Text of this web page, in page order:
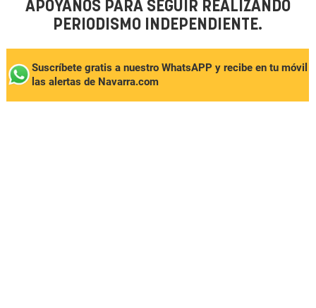
APÓYANOS PARA SEGUIR REALIZANDO
PERIODISMO INDEPENDIENTE.
Suscríbete gratis a nuestro WhatsAPP y recibe en tu móvil
las alertas de Navarra.com